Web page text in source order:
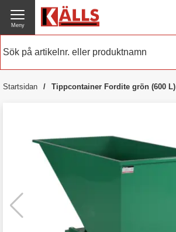
0476 - 214 80
Meny
Startsidan Tippcontainer Fordite grön (600 L)